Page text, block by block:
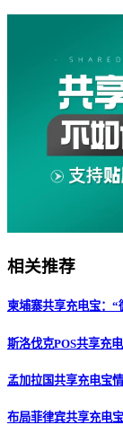
相关推荐
柬埔寨共享充电宝：
斯洛伐克POS共享充
孟加拉国共享充电宝
布局菲律宾共享充电